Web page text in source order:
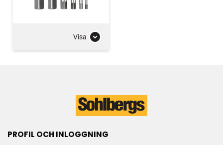
Visa
PROFIL OCH INLOGGNING